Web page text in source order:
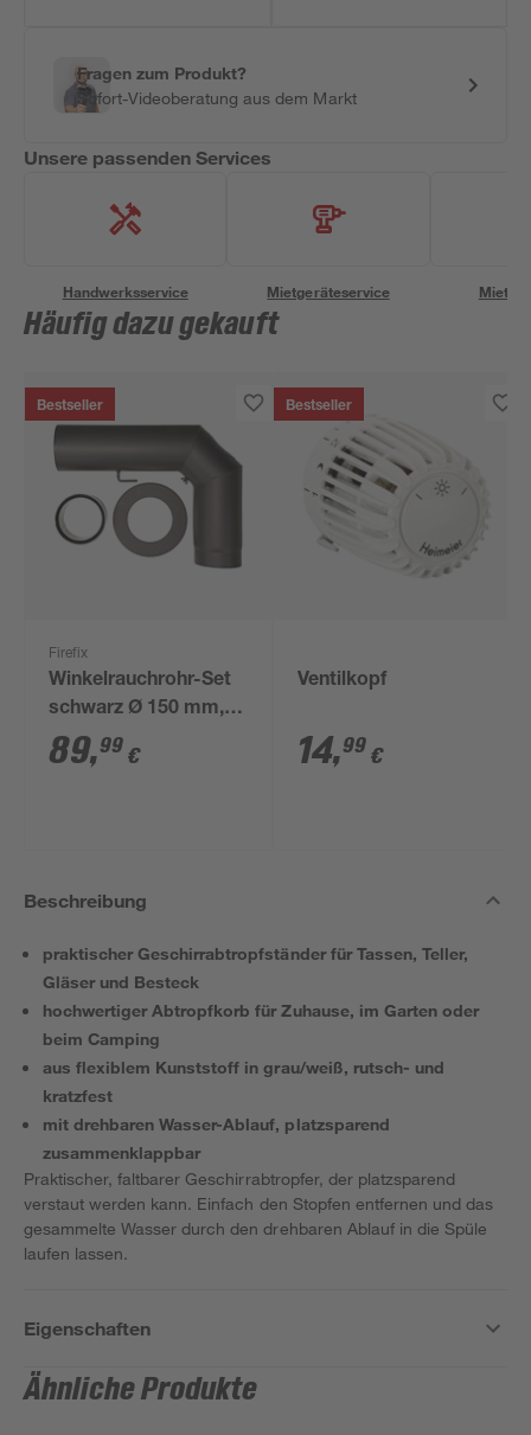
Fragen zum Produkt?
Sofort-Videoberatung aus dem Markt
Unsere passenden Services
Handwerksservice Mietgeräteservice
Häufig dazu gekauft
Bestseller
Firefix
Winkelrauchrohr-Set
schwarz Ø 150 mm,
3-teilig
89,99 €
Bestseller
Ventilkopf
14,99 €
Beschreibung
praktischer Geschirrabtropfständer für Tassen, Teller,
Gläser und Besteck
hochwertiger Abtropfkorb für Zuhause, im Garten oder
beim Camping
aus flexiblem Kunststoff in grau/weiß, rutsch- und
kratzfest
mit drehbaren Wasser-Ablauf, platzsparend
zusammenklappbar
Praktischer, faltbarer Geschirrabtropfer, der platzsparend
verstaut werden kann. Einfach den Stopfen entfernen und das
gesammelte Wasser durch den drehbaren Ablauf in die Spüle
laufen lassen.
Eigenschaften
Ähnliche Produkte